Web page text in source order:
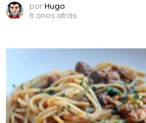
porHugo
6 anos atrás